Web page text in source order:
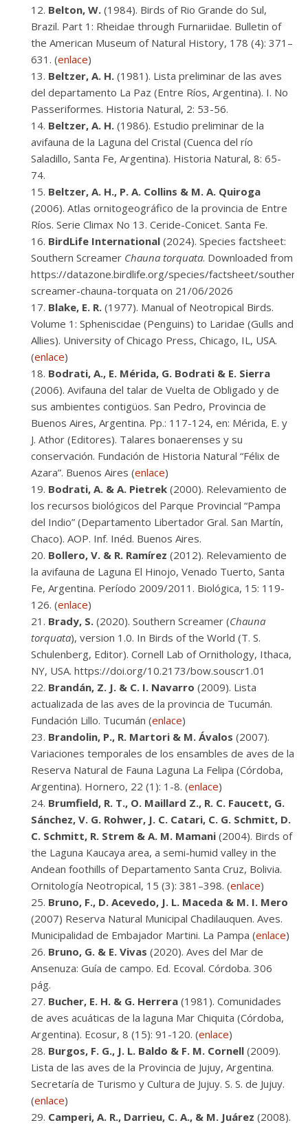
Belton, W. (1984). Birds of Rio Grande do Sul,
Brazil. Part 1: Rheidae through Furnariidae. Bulletin of
the American Museum of Natural History, 178 (4): 371–
631. (enlace)
Beltzer, A. H. (1981). Lista preliminar de las aves
del departamento La Paz (Entre Ríos, Argentina). I. No
Passeriformes. Historia Natural, 2: 53-56.
Beltzer, A. H. (1986). Estudio preliminar de la
avifauna de la Laguna del Cristal (Cuenca del río
Saladillo, Santa Fe, Argentina). Historia Natural, 8: 65-
74.
Beltzer, A. H., P. A. Collins & M. A. Quiroga
(2006). Atlas ornitogeográfico de la provincia de Entre
Ríos. Serie Climax No 13. Ceride-Conicet. Santa Fe.
BirdLife International (2024). Species factsheet:
Southern Screamer Chauna torquata. Downloaded from
https://datazone.birdlife.org/species/factsheet/southern-
screamer-chauna-torquata on 21/06/2026
Blake, E. R. (1977). Manual of Neotropical Birds.
Volume 1: Spheniscidae (Penguins) to Laridae (Gulls and
Allies). University of Chicago Press, Chicago, IL, USA.
(enlace)
Bodrati, A., E. Mérida, G. Bodrati & E. Sierra
(2006). Avifauna del talar de Vuelta de Obligado y de
sus ambientes contigüos. San Pedro, Provincia de
Buenos Aires, Argentina. Pp.: 117-124, en: Mérida, E. y
J. Athor (Editores). Talares bonaerenses y su
conservación. Fundación de Historia Natural “Félix de
Azara”. Buenos Aires (enlace)
Bodrati, A. & A. Pietrek (2000). Relevamiento de
los recursos biológicos del Parque Provincial “Pampa
del Indio” (Departamento Libertador Gral. San Martín,
Chaco). AOP. Inf. Inéd. Buenos Aires.
Bollero, V. & R. Ramírez (2012). Relevamiento de
la avifauna de Laguna El Hinojo, Venado Tuerto, Santa
Fe, Argentina. Período 2009/2011. Biológica, 15: 119-
126. (enlace)
Brady, S. (2020). Southern Screamer (Chauna
torquata), version 1.0. In Birds of the World (T. S.
Schulenberg, Editor). Cornell Lab of Ornithology, Ithaca,
NY, USA. https://doi.org/10.2173/bow.souscr1.01
Brandán, Z. J. & C. I. Navarro (2009). Lista
actualizada de las aves de la provincia de Tucumán.
Fundación Lillo. Tucumán (enlace)
Brandolin, P., R. Martori & M. Ávalos (2007).
Variaciones temporales de los ensambles de aves de la
Reserva Natural de Fauna Laguna La Felipa (Córdoba,
Argentina). Hornero, 22 (1): 1-8. (enlace)
Brumfield, R. T., O. Maillard Z., R. C. Faucett, G.
Sánchez, V. G. Rohwer, J. C. Catari, C. G. Schmitt, D.
C. Schmitt, R. Strem & A. M. Mamani (2004). Birds of
the Laguna Kaucaya area, a semi-humid valley in the
Andean foothills of Departamento Santa Cruz, Bolivia.
Ornitología Neotropical, 15 (3): 381–398. (enlace)
Bruno, F., D. Acevedo, J. L. Maceda & M. I. Mero
(2007) Reserva Natural Municipal Chadilauquen. Aves.
Municipalidad de Embajador Martini. La Pampa (enlace)
Bruno, G. & E. Vivas (2020). Aves del Mar de
Ansenuza: Guía de campo. Ed. Ecoval. Córdoba. 306
pág.
Bucher, E. H. & G. Herrera (1981). Comunidades
de aves acuáticas de la laguna Mar Chiquita (Córdoba,
Argentina). Ecosur, 8 (15): 91-120. (enlace)
Burgos, F. G., J. L. Baldo & F. M. Cornell (2009).
Lista de las aves de la Provincia de Jujuy, Argentina.
Secretaría de Turismo y Cultura de Jujuy. S. S. de Jujuy.
(enlace)
Camperi, A. R., Darrieu, C. A., & M. Juárez (2008).